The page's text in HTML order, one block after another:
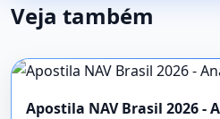
Veja também
Apostila NAV Brasil 2026 -